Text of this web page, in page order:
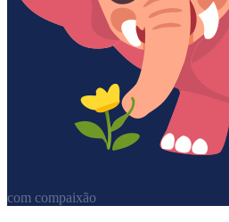
com compaixão